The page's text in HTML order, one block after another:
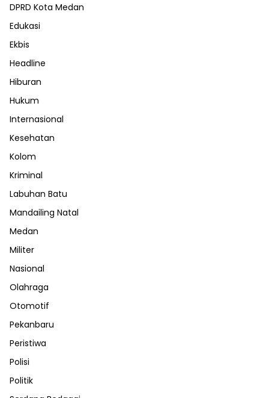
DPRD Kota Medan
Edukasi
Ekbis
Headline
Hiburan
Hukum
Internasional
Kesehatan
Kolom
Kriminal
Labuhan Batu
Mandailing Natal
Medan
Militer
Nasional
Olahraga
Otomotif
Pekanbaru
Peristiwa
Polisi
Politik